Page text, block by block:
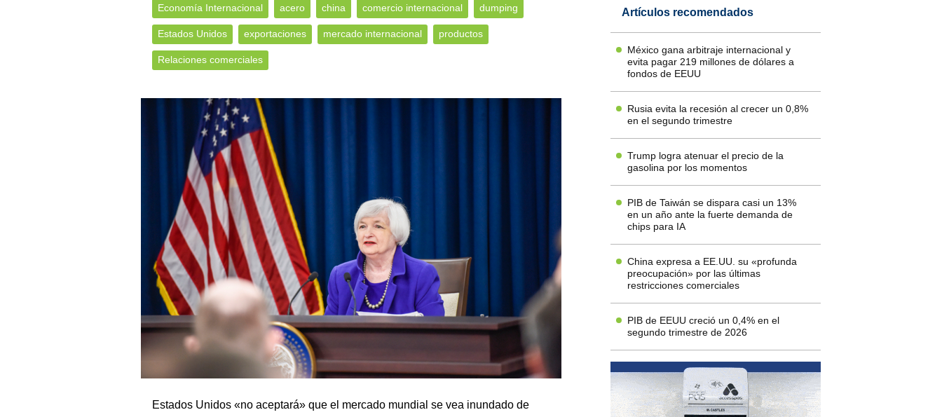
Economía Internacional acero china comercio internacional dumping
Estados Unidos exportaciones mercado internacional productos
Relaciones comerciales
Estados Unidos «no aceptará» que el mercado mundial se vea inundado de
Artículos recomendados
México gana arbitraje internacional y
evita pagar 219 millones de dólares a
fondos de EEUU
Rusia evita la recesión al crecer un 0,8%
en el segundo trimestre
Trump logra atenuar el precio de la
gasolina por los momentos
PIB de Taiwán se dispara casi un 13%
en un año ante la fuerte demanda de
chips para IA
China expresa a EE.UU. su «profunda
preocupación» por las últimas
restricciones comerciales
PIB de EEUU creció un 0,4% en el
segundo trimestre de 2026